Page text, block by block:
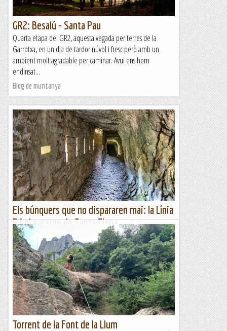
GR2: Besalú - Santa Pau
Quarta etapa del GR2, aquesta vegada per terres de la
Garrotxa, en un dia de tardor núvol i fresc però amb un
ambient molt agradable per caminar. Avui ens hem
endinsat...
Blog de muntanya
Els búnquers que no dispararen mai: la Línia
P i el paratge de Santa Elena
—Ets comunista?—No, soc antifeixista.—Des de quan?—
Des que vaig entendre el feixisme.Això va escriure Ernest
Hemingway a "Per qui toquen les campanes". Hui fa 126
anys...
A un tir de pedra
Torrent de la Font de la Llum